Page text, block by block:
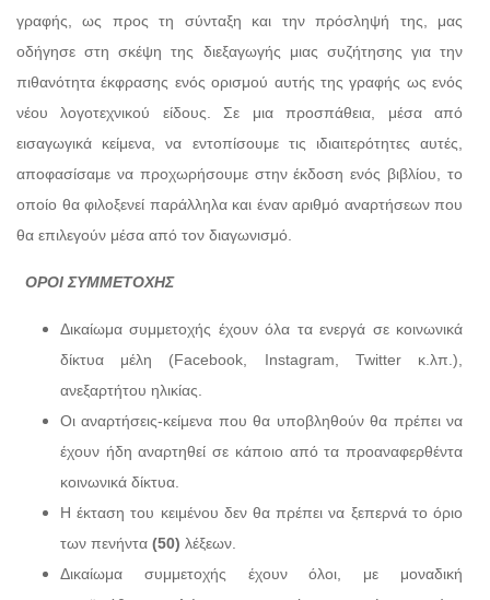
γραφής, ως προς τη σύνταξη και την πρόσληψή της, μας
οδήγησε στη σκέψη της διεξαγωγής μιας συζήτησης για την
πιθανότητα έκφρασης ενός ορισμού αυτής της γραφής ως ενός
νέου λογοτεχνικού είδους. Σε μια προσπάθεια, μέσα από
εισαγωγικά κείμενα, να εντοπίσουμε τις ιδιαιτερότητες αυτές,
αποφασίσαμε να προχωρήσουμε στην έκδοση ενός βιβλίου, το
οποίο θα φιλοξενεί παράλληλα και έναν αριθμό αναρτήσεων που
θα επιλεγούν μέσα από τον διαγωνισμό.
ΟΡΟΙ ΣΥΜΜΕΤΟΧΗΣ
Δικαίωμα συμμετοχής έχουν όλα τα ενεργά σε κοινωνικά
δίκτυα μέλη (Facebook, Instagram, Twitter κ.λπ.),
ανεξαρτήτου ηλικίας.
Οι αναρτήσεις-κείμενα που θα υποβληθούν θα πρέπει να
έχουν ήδη αναρτηθεί σε κάποιο από τα προαναφερθέντα
κοινωνικά δίκτυα.
Η έκταση του κειμένου δεν θα πρέπει να ξεπερνά το όριο
των πενήντα (50) λέξεων.
Δικαίωμα συμμετοχής έχουν όλοι, με μοναδική